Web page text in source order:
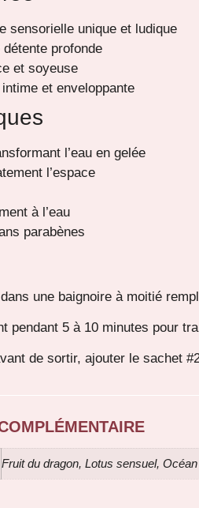
sensorielle unique et ludique
profonde
et soyeuse
et enveloppante
l’eau en gelée
l’espace
à l’eau
parabènes
une baignoire à moitié
pendant 5 à 10 minutes pour
de sortir, ajouter le sachet
Fruit du dragon, Lotus sensuel,